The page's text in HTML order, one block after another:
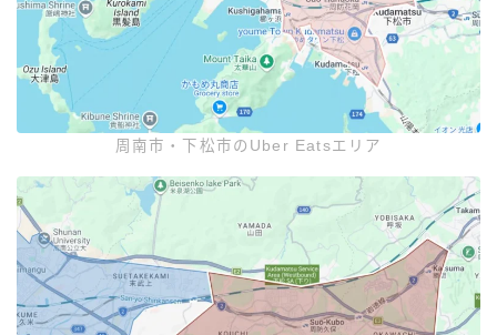
周南市・下松市のUber Eatsエリア